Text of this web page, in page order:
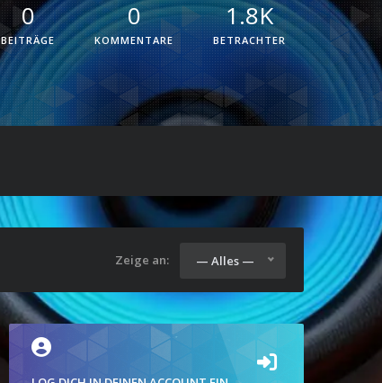
0
BEITRÄGE
0
KOMMENTARE
1.8K
BETRACHTER
Zeige an: — Alles —